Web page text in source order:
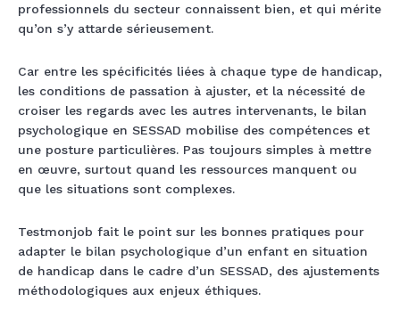
professionnels du secteur connaissent bien, et qui mérite
qu’on s’y attarde sérieusement.
Car entre les spécificités liées à chaque type de handicap,
les conditions de passation à ajuster, et la nécessité de
croiser les regards avec les autres intervenants, le bilan
psychologique en SESSAD mobilise des compétences et
une posture particulières. Pas toujours simples à mettre
en œuvre, surtout quand les ressources manquent ou
que les situations sont complexes.
Testmonjob fait le point sur les bonnes pratiques pour
adapter le bilan psychologique d’un enfant en situation
de handicap dans le cadre d’un SESSAD, des ajustements
méthodologiques aux enjeux éthiques.